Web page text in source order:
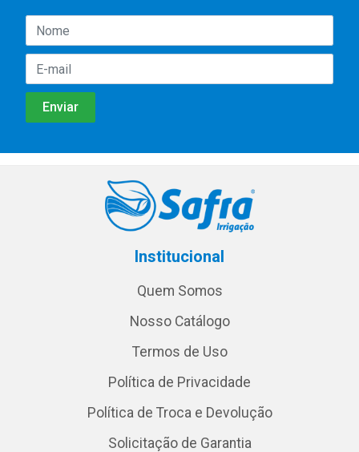
Institucional
Quem Somos
Nosso Catálogo
Termos de Uso
Política de Privacidade
Política de Troca e Devolução
Solicitação de Garantia